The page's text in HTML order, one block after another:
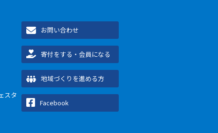
スタ
お問い合わせ
寄付をする・会員になる
地域づくりを進める方
Facebook